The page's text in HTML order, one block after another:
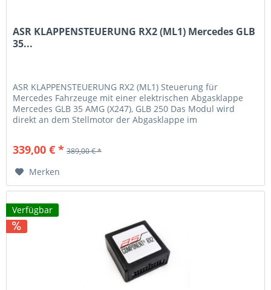
ASR KLAPPENSTEUERUNG RX2 (ML1) Mercedes GLB
35...
ASR KLAPPENSTEUERUNG RX2 (ML1) Steuerung für
Mercedes Fahrzeuge mit einer elektrischen Abgasklappe
Mercedes GLB 35 AMG (X247), GLB 250 Das Modul wird
direkt an dem Stellmotor der Abgasklappe im
339,00 € * 389,00 € *
Merken
Verfügbar